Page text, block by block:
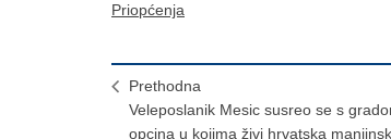
Priopćenja
Prethodna
Veleposlanik Mesic susreo se s
opcina u kojima živi hrvatska